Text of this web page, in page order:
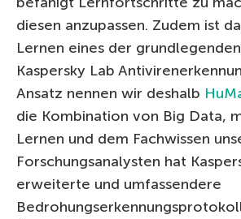
diesen anzupassen. Zudem ist
Lernen eines der
Kaspersky Lab
Ansatz nennen wir deshalb
die Kombination von Big Data,
Lernen und dem Fachwissen
Forschungsanalysten hat
erweiterte und umfassendere